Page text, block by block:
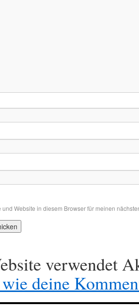
und Website in diesem Browser für meinen
verwendet
deine